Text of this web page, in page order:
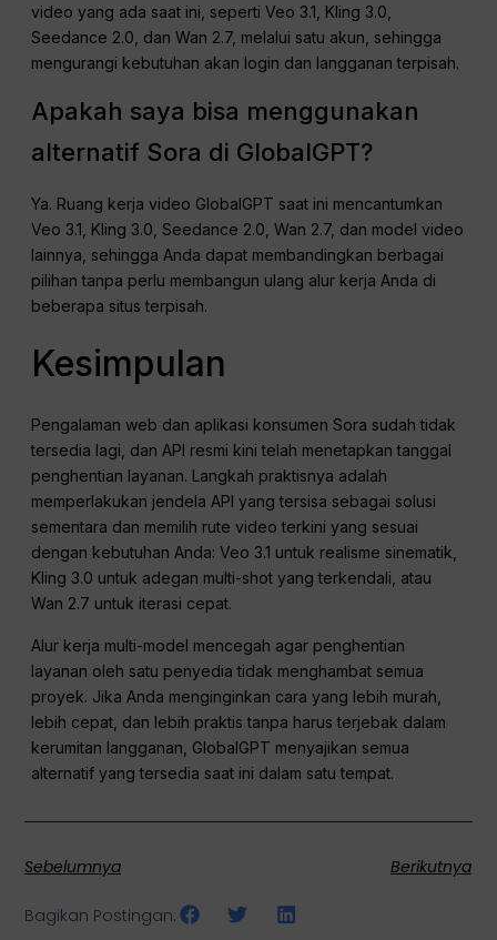
video yang ada saat ini, seperti Veo 3.1, Kling 3.0,
Seedance 2.0, dan Wan 2.7, melalui satu akun, sehingga
mengurangi kebutuhan akan login dan langganan terpisah.
Apakah saya bisa menggunakan
alternatif Sora di GlobalGPT?
Ya. Ruang kerja video GlobalGPT saat ini mencantumkan
Veo 3.1, Kling 3.0, Seedance 2.0, Wan 2.7, dan model video
lainnya, sehingga Anda dapat membandingkan berbagai
pilihan tanpa perlu membangun ulang alur kerja Anda di
beberapa situs terpisah.
Kesimpulan
Pengalaman web dan aplikasi konsumen Sora sudah tidak
tersedia lagi, dan API resmi kini telah menetapkan tanggal
penghentian layanan. Langkah praktisnya adalah
memperlakukan jendela API yang tersisa sebagai solusi
sementara dan memilih rute video terkini yang sesuai
dengan kebutuhan Anda: Veo 3.1 untuk realisme sinematik,
Kling 3.0 untuk adegan multi-shot yang terkendali, atau
Wan 2.7 untuk iterasi cepat.
Alur kerja multi-model mencegah agar penghentian
layanan oleh satu penyedia tidak menghambat semua
proyek. Jika Anda menginginkan cara yang lebih murah,
lebih cepat, dan lebih praktis tanpa harus terjebak dalam
kerumitan langganan, GlobalGPT menyajikan semua
alternatif yang tersedia saat ini dalam satu tempat.
Sebelumnya Berikutnya
Bagikan Postingan: